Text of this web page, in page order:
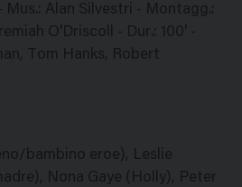
Alan Silvestri - Montagg.:
O'Driscoll - Dur.: 100' -
Tom Hanks, Robert
bambino eroe), Leslie
Nona Gaye (Holly), Peter